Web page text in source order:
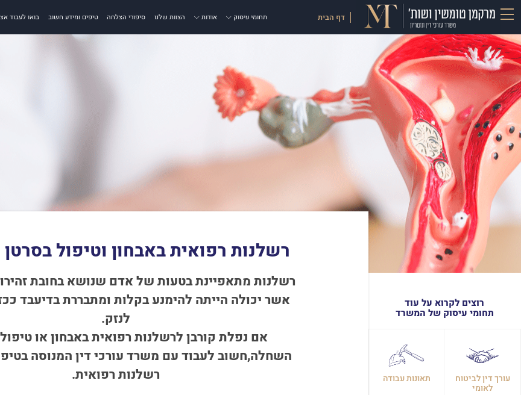
דף הבית תחומי עיסוק אודות הצוות שלנו סיפורי הצלחה טיפים ומידע חשוב בואו לעבוד
רוצים לקרוא על עוד
תחומי עיסוק של המשרד
עורך דין לביטוח
לאומי
תאונות עבודה
רשלנות רפואית באבחון וטיפול
רשלנות מתאפיינת בטעות של אדם שנושא בחובת
אשר יכולה הייתה להימנע בקלות ומתבררת בדיעבד
לנזק.
אם נפלת קורבןלרשלנות רפואיתבאבחון או
השחלה,חשוב לעבוד עם משרד עורכי דין המנוסה
רשלנות רפואית.